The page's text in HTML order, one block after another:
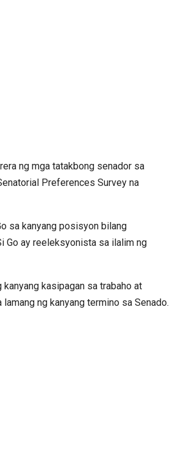
ng mga tatakbong senador sa
Preferences Survey na
sa kanyang posisyon bilang
Go ay reeleksyonista sa ilalim ng
kasipagan sa trabaho at
ng kanyang termino sa Senado.